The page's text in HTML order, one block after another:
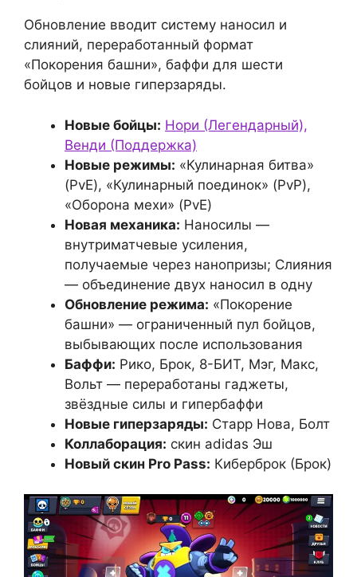
Обновление вводит систему наносил и
слияний, переработанный формат
«Покорения башни», баффи для шести
бойцов и новые гиперзаряды.
Новые бойцы: Нори (Легендарный),
Венди (Поддержка)
Новые режимы: «Кулинарная битва»
(PvE), «Кулинарный поединок» (PvP),
«Оборона мехи» (PvE)
Новая механика: Наносилы —
внутриматчевые усиления,
получаемые через нанопризы; Слияния
— объединение двух наносил в одну
Обновление режима: «Покорение
башни» — ограниченный пул бойцов,
выбывающих после использования
Баффи: Рико, Брок, 8-БИТ, Мэг, Макс,
Вольт — переработаны гаджеты,
звёздные силы и гипербаффи
Новые гиперзаряды: Старр Нова, Болт
Коллаборация: скин adidas Эш
Новый скин Pro Pass: Киберброк (Брок)